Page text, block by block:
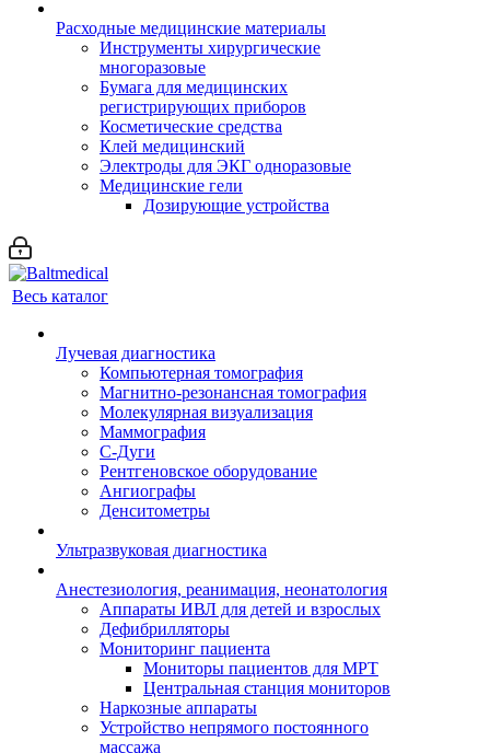
Расходные медицинские материалы
Инструменты хирургические
многоразовые
Бумага для медицинских
регистрирующих приборов
Косметические средства
Клей медицинский
Электроды для ЭКГ одноразовые
Медицинские гели
Дозирующие устройства
Весь каталог
Лучевая диагностика
Компьютерная томография
Магнитно-резонансная томография
Молекулярная визуализация
Маммография
С-Дуги
Рентгеновское оборудование
Ангиографы
Денситометры
Ультразвуковая диагностика
Анестезиология, реанимация, неонатология
Аппараты ИВЛ для детей и взрослых
Дефибрилляторы
Мониторинг пациента
Мониторы пациентов для МРТ
Центральная станция мониторов
Наркозные аппараты
Устройство непрямого постоянного
массажа